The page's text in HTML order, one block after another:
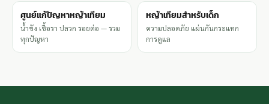
ศูนย์แก้ปัญหาหญ้าเทียม
น้ำขัง เชื้อรา ปลวก รอยต่อ — รวม
ทุกปัญหา
หญ้าเทียมสำหรับเด็ก
ความปลอดภัย แผ่นกันกระแทก
การดูแล